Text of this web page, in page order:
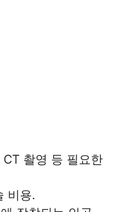
촬영 등 필요한
비용.